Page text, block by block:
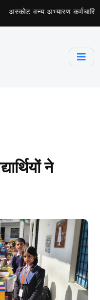
अस्कोट वन्य अभ्यारण
ने